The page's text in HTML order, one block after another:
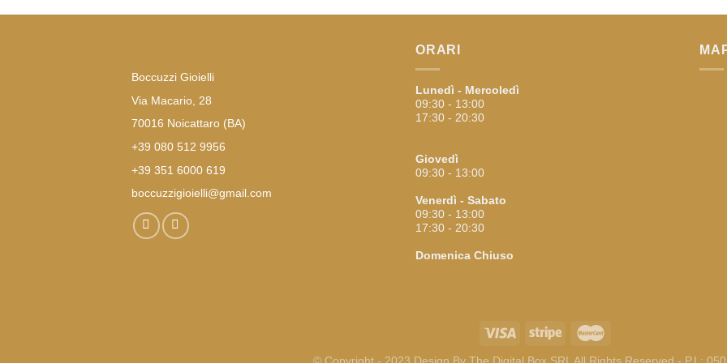
Boccuzzi Gioielli
Via Macario, 28
70016 Noicattaro (BA)
+39 080 512 9956
+39 351 6000 619
boccuzzigioielli@gmail.com
ORARI
Lunedì - Mercoledì
09:30 - 13:00
17:30 - 20:30
Giovedì
09:30 - 13:00
Venerdì - Sabato
09:30 - 13:00
17:30 - 20:30
Domenica Chiuso